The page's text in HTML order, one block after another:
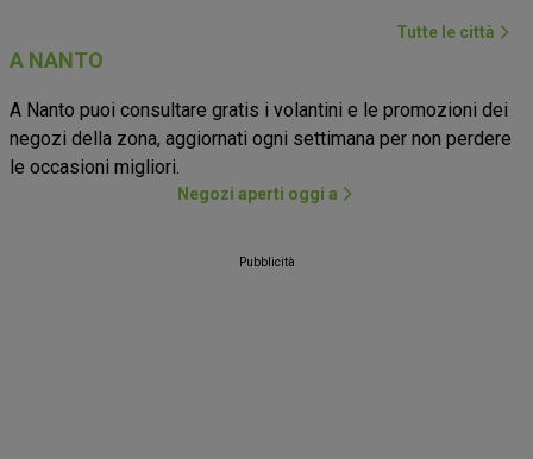
Tutte le città
A NANTO
A Nanto puoi consultare gratis i volantini e le promozioni dei
negozi della zona, aggiornati ogni settimana per non perdere
le occasioni migliori.
Negozi aperti oggi a
Pubblicità